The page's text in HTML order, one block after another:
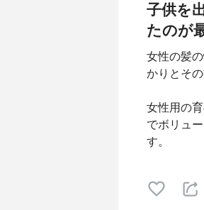
子供を
たのが
女性の髪
かりとそ
女性用の
でボリュ
す。